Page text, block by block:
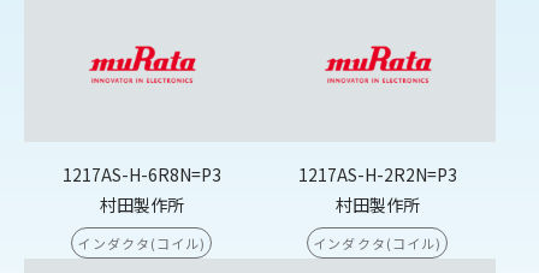
1217AS-H-6R8N=P3
村田製作所
インダクタ(コイル)
1217AS-H-2R2N=P3
村田製作所
インダクタ(コイル)